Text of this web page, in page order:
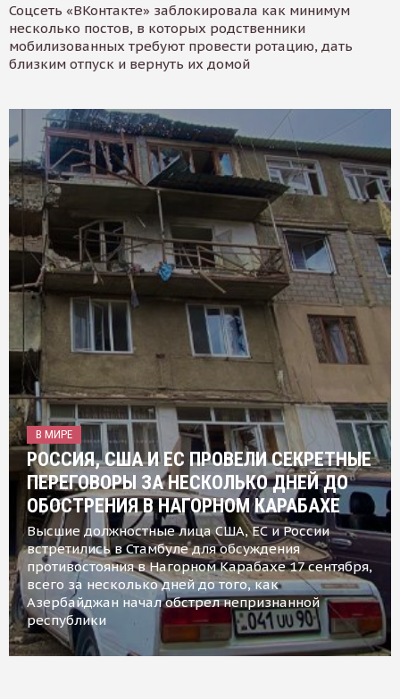
Соцсеть «ВКонтакте» заблокировала как минимум
несколько постов, в которых родственники
мобилизованных требуют провести ротацию, дать
близким отпуск и вернуть их домой
В МИРЕ
РОССИЯ, США И ЕС ПРОВЕЛИ СЕКРЕТНЫЕ
ПЕРЕГОВОРЫ ЗА НЕСКОЛЬКО ДНЕЙ ДО
ОБОСТРЕНИЯ В НАГОРНОМ КАРАБАХЕ
Высшие должностные лица США, ЕС и России
встретились в Стамбуле для обсуждения
противостояния в Нагорном Карабахе 17 сентября,
всего за несколько дней до того, как
Азербайджан начал обстрел непризнанной
республики